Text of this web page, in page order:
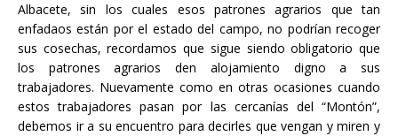
Albacete, sin los cuales esos patrones agrarios que tan
enfadaos están por el estado del campo, no podrían recoger
sus cosechas, recordamos que sigue siendo obligatorio que
los patrones agrarios den alojamiento digno a sus
trabajadores. Nuevamente como en otras ocasiones cuando
estos trabajadores pasan por las cercanías del “Montón”,
debemos ir a su encuentro para decirles que vengan y miren y